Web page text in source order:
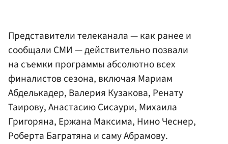
Представители телеканала — как ранее и
сообщали СМИ — действительно позвали
на съемки программы абсолютно всех
финалистов сезона, включая Мариам
Абделькадер, Валерия Кузакова, Ренату
Таирову, Анастасию Сисаури, Михаила
Григоряна, Ержана Максима, Нино Чеснер,
Роберта Багратяна и саму Абрамову.